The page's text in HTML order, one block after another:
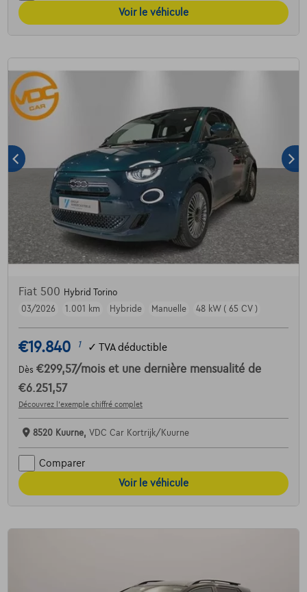
Voir le véhicule
Fiat 500 Hybrid Torino
03/2026
1.001 km Hybride Manuelle 48 kW ( 65 CV )
€19.840 1 ✓ TVA déductible
Dès €299,57/mois et une dernière mensualité de
€6.251,57
Découvrez l’exemple chiffré complet
8520 Kuurne, VDC Car Kortrijk/Kuurne
Comparer
Voir le véhicule